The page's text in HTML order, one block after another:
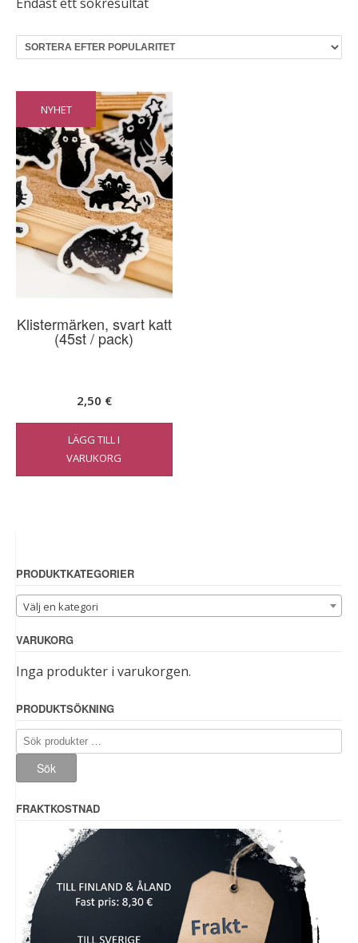
NYHET
Klistermärken, svart katt
(45st / pack)
2,50 €
LÄGG TILL I
VARUKORG
PRODUKTKATEGORIER
Välj en kategori
VARUKORG
Inga produkter i varukorgen.
PRODUKTSÖKNING
Sök
efter:
Sök
FRAKTKOSTNAD